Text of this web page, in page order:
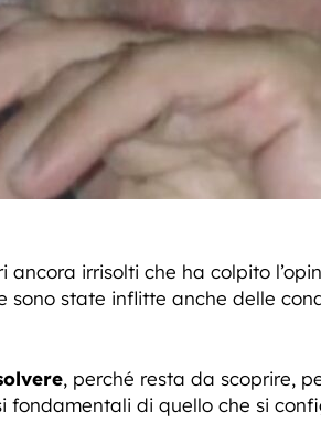
ancora irrisolti che ha colpito
sono state inflitte anche delle
, perché resta da scoprire,
fondamentali di quello che si